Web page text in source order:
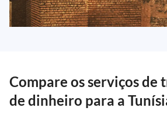
Compare os serviços de
de dinheiro para a